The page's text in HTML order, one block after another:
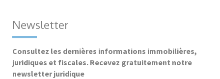
Newsletter
Consultez les dernières informations immobilières,
juridiques et fiscales. Recevez gratuitement notre
newsletter juridique